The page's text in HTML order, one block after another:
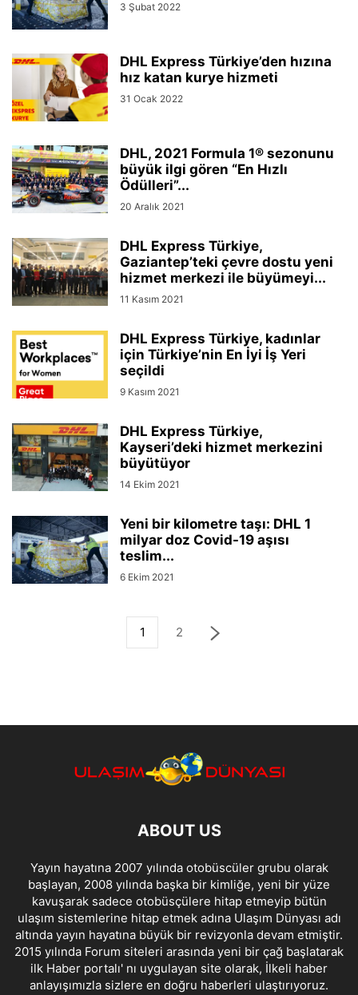
3 Şubat 2022
DHL Express Türkiye’den hızına
hız katan kurye hizmeti
31 Ocak 2022
DHL, 2021 Formula 1® sezonunu
büyük ilgi gören “En Hızlı
Ödülleri”...
20 Aralık 2021
DHL Express Türkiye,
Gaziantep’teki çevre dostu yeni
hizmet merkezi ile büyümeyi...
11 Kasım 2021
DHL Express Türkiye, kadınlar
için Türkiye’nin En İyi İş Yeri
seçildi
9 Kasım 2021
DHL Express Türkiye,
Kayseri’deki hizmet merkezini
büyütüyor
14 Ekim 2021
Yeni bir kilometre taşı: DHL 1
milyar doz Covid-19 aşısı
teslim...
6 Ekim 2021
1 2
ABOUT US
Yayın hayatına 2007 yılında otobüscüler grubu olarak
başlayan, 2008 yılında başka bir kimliğe, yeni bir yüze
kavuşarak sadece otobüsçülere hitap etmeyip bütün
ulaşım sistemlerine hitap etmek adına Ulaşım Dünyası adı
altında yayın hayatına büyük bir revizyonla devam etmiştir.
2015 yılında Forum siteleri arasında yeni bir çağ başlatarak
ilk Haber portalı' nı uygulayan site olarak, İlkeli haber
anlayışımızla sizlere en doğru haberleri ulaştırıyoruz.